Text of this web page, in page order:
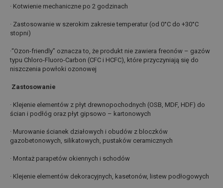
· Kotwienie mechaniczne po 2 godzinach
· Zastosowanie w szerokim zakresie temperatur (od 0°C do +30°C
stopni)
·“Ozon-friendly” oznacza to, że produkt nie zawiera freonów – gazów
typu Chloro-Fluoro-Carbon (CFC i HCFC), które przyczyniają się do
niszczenia powłoki ozonowej
Zastosowanie
· Klejenie elementów z płyt drewnopochodnych (OSB, MDF, HDF) do
ścian i podłóg oraz płyt gipsowo – kartonowych
· Murowanie ścianek działowych i obudów z bloczków
gazobetonowych, silikatowych, pustaków ceramicznych
· Montaż parapetów okiennych i schodów
· Klejenie elementów dekoracyjnych, kasetonów, listew podłogowych